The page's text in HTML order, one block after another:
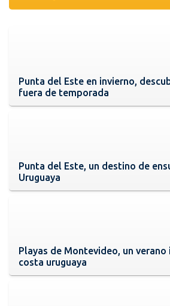
Punta del Este en invierno,
fuera de temporada
Punta del Este, un destino de
Uruguaya
Playas de Montevideo, un
costa uruguaya